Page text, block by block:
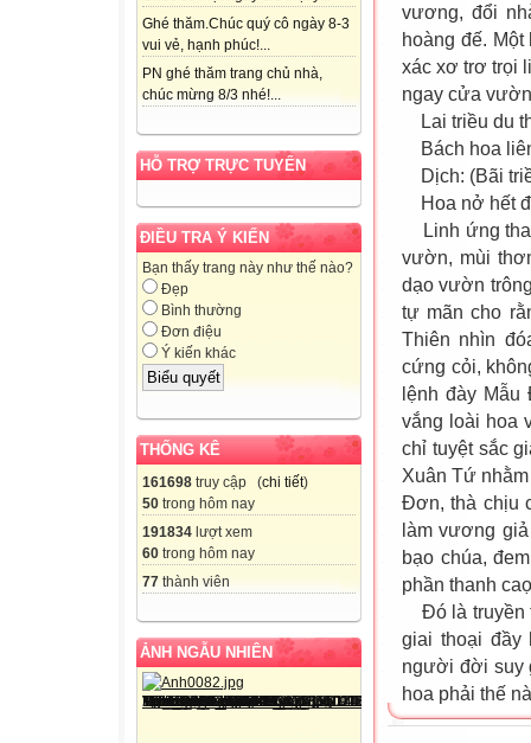
Ghé thăm.Chúc quý cô ngày 8-3
vui vẻ, hạnh phúc!...
PN ghé thăm trang chủ nhà,
chúc mừng 8/3 nhé!...
HỖ TRỢ TRỰC TUYẾN
ĐIỀU TRA Ý KIẾN
Bạn thấy trang này như thế nào?
Đẹp
Bình thường
Đơn điệu
Ý kiến khác
THỐNG KÊ
161698 truy cập (chi tiết)
50 trong hôm nay
191834 lượt xem
60 trong hôm nay
77 thành viên
ẢNH NGẪU NHIÊN
vương, đổi
hoàng đế.
xác xơ trơ trọi
ngay cửa
Lai triều du
Bách hoa
Dịch: (Bãi
Hoa nở hết
Linh ứng
vườn, mùi
dạo vườn
tự mãn cho
Thiên nhìn
cứng cỏi,
lệnh đày
vắng loài hoa
chỉ tuyệt sắc
Xuân Tứ
Đơn, thà chịu
làm vương
bạo chúa,
phần thanh caọ
Đó là truyền
giai thoại đầy
người đời suy
hoa phải thế